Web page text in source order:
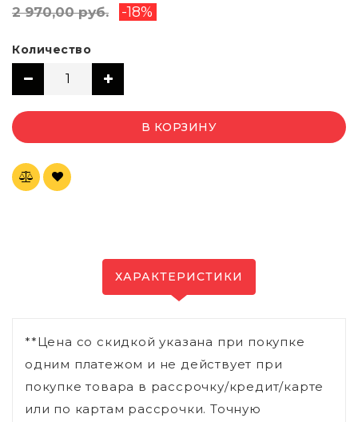
2 970,00 руб. -18%
Количество
В КОРЗИНУ
ХАРАКТЕРИСТИКИ
**Цена со скидкой указана при покупке
одним платежом и не действует при
покупке товара в рассрочку/кредит/карте
или по картам рассрочки. Точную